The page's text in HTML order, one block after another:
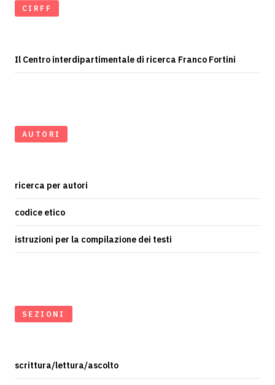
CIRFF
Il Centro interdipartimentale di ricerca Franco Fortini
AUTORI
ricerca per autori
codice etico
istruzioni per la compilazione dei testi
SEZIONI
scrittura/lettura/ascolto